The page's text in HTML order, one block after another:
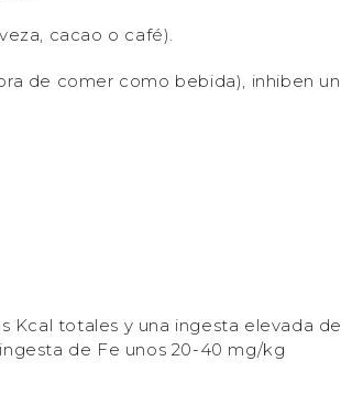
cacao o café).
de comer como bebida), inhiben un
Kcal totales y una ingesta elevada de
de Fe unos 20-40 mg/kg